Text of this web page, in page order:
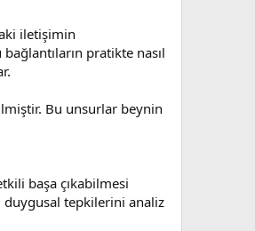
iletişimin
pratikte nasıl
Bu unsurlar beynin
başa çıkabilmesi
duygusal tepkilerini analiz